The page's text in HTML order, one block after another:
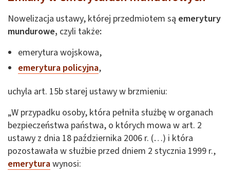
Nowelizacja ustawy, której przedmiotem są emerytury
mundurowe, czyli także:
emerytura wojskowa,
emerytura policyjna,
uchyla art. 15b starej ustawy w brzmieniu:
„W przypadku osoby, która pełniła służbę w organach
bezpieczeństwa państwa, o których mowa w art. 2
ustawy z dnia 18 października 2006 r. (…) i która
pozostawała w służbie przed dniem 2 stycznia 1999 r.,
emeryturawynosi: